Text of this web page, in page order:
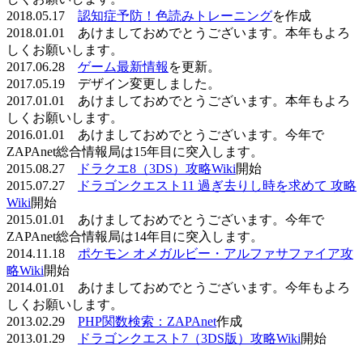
2018.05.17 認知症予防！色読みトレーニングを作成
2018.01.01 あけましておめでとうございます。本年もよろ
しくお願いします。
2017.06.28 ゲーム最新情報 を更新。
2017.05.19 デザイン変更しました。
2017.01.01 あけましておめでとうございます。本年もよろ
しくお願いします。
2016.01.01 あけましておめでとうございます。今年で
ZAPAnet総合情報局は15年目に突入します。
2015.08.27
ドラクエ8（3DS）攻略Wiki開始
2015.07.27
ドラゴンクエスト11 過ぎ去りし時を求めて 攻略
Wiki開始
2015.01.01 あけましておめでとうございます。今年で
ZAPAnet総合情報局は14年目に突入します。
2014.11.18 ポケモン オメガルビー・アルファサファイア攻
略Wiki開始
2014.01.01 あけましておめでとうございます。今年もよろ
しくお願いします。
2013.02.29 PHP関数検索：ZAPAnet作成
2013.01.29
ドラゴンクエスト7（3DS版）攻略Wiki開始